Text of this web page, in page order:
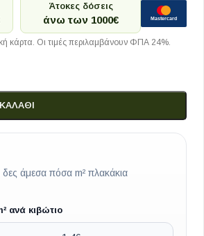
Άτοκες δόσεις
άνω των 1000€ Mastercard
κάρτα. Οι τιμές περιλαμβάνουν ΦΠΑ 24%.
άμεσα πόσα m² πλακάκια
ανά κιβώτιο